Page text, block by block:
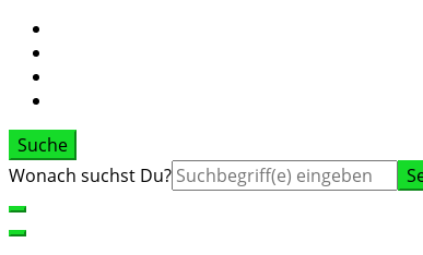
Suche
Suche
Wonach suchst Du?